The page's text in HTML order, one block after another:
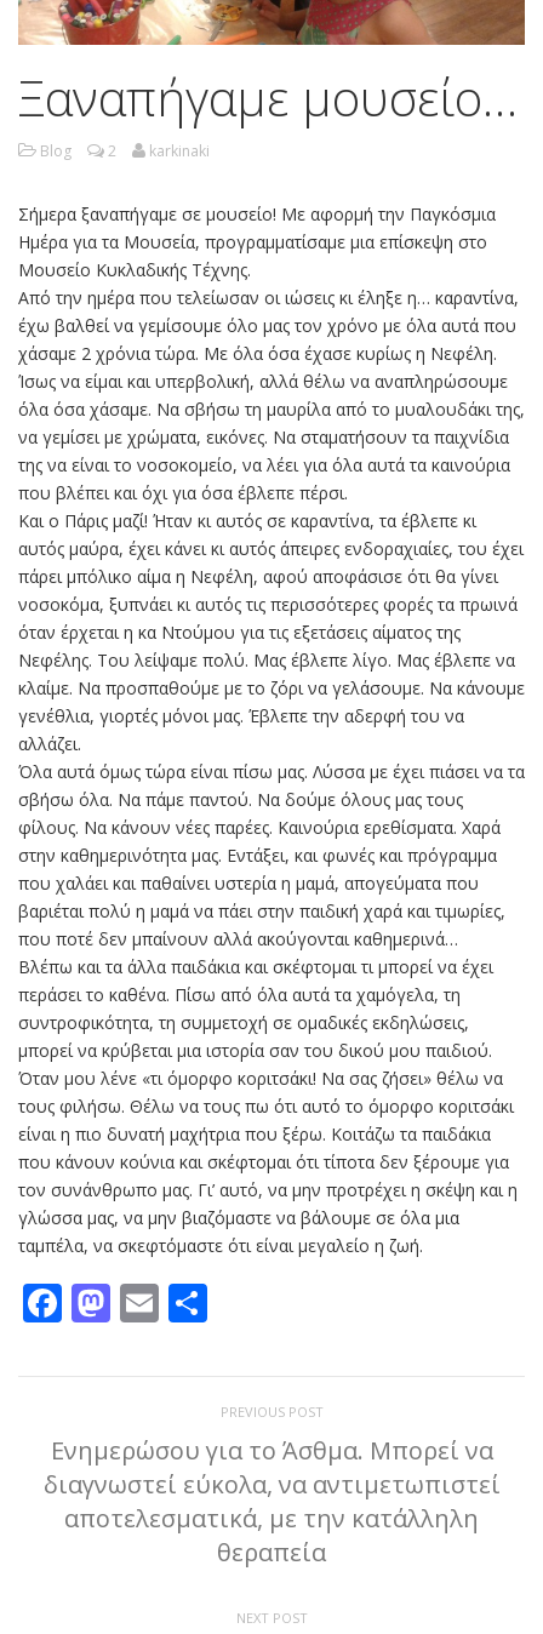
Ξαναπήγαμε μουσείο…
Blog 2 karkinaki
Σήμερα ξαναπήγαμε σε μουσείο! Με αφορμή την Παγκόσμια
Ημέρα για τα Μουσεία, προγραμματίσαμε μια επίσκεψη στο
Μουσείο Κυκλαδικής Τέχνης.
Από την ημέρα που τελείωσαν οι ιώσεις κι έληξε η… καραντίνα,
έχω βαλθεί να γεμίσουμε όλο μας τον χρόνο με όλα αυτά που
χάσαμε 2 χρόνια τώρα. Με όλα όσα έχασε κυρίως η Νεφέλη.
Ίσως να είμαι και υπερβολική, αλλά θέλω να αναπληρώσουμε
όλα όσα χάσαμε. Να σβήσω τη μαυρίλα από το μυαλουδάκι της,
να γεμίσει με χρώματα, εικόνες. Να σταματήσουν τα παιχνίδια
της να είναι το νοσοκομείο, να λέει για όλα αυτά τα καινούρια
που βλέπει και όχι για όσα έβλεπε πέρσι.
Και ο Πάρις μαζί! Ήταν κι αυτός σε καραντίνα, τα έβλεπε κι
αυτός μαύρα, έχει κάνει κι αυτός άπειρες ενδοραχιαίες, του έχει
πάρει μπόλικο αίμα η Νεφέλη, αφού αποφάσισε ότι θα γίνει
νοσοκόμα, ξυπνάει κι αυτός τις περισσότερες φορές τα πρωινά
όταν έρχεται η κα Ντούμου για τις εξετάσεις αίματος της
Νεφέλης. Του λείψαμε πολύ. Μας έβλεπε λίγο. Μας έβλεπε να
κλαίμε. Να προσπαθούμε με το ζόρι να γελάσουμε. Να κάνουμε
γενέθλια, γιορτές μόνοι μας. Έβλεπε την αδερφή του να
αλλάζει.
Όλα αυτά όμως τώρα είναι πίσω μας. Λύσσα με έχει πιάσει να τα
σβήσω όλα. Να πάμε παντού. Να δούμε όλους μας τους
φίλους. Να κάνουν νέες παρέες. Καινούρια ερεθίσματα. Χαρά
στην καθημερινότητα μας. Εντάξει, και φωνές και πρόγραμμα
που χαλάει και παθαίνει υστερία η μαμά, απογεύματα που
βαριέται πολύ η μαμά να πάει στην παιδική χαρά και τιμωρίες,
που ποτέ δεν μπαίνουν αλλά ακούγονται καθημερινά…
Βλέπω και τα άλλα παιδάκια και σκέφτομαι τι μπορεί να έχει
περάσει το καθένα. Πίσω από όλα αυτά τα χαμόγελα, τη
συντροφικότητα, τη συμμετοχή σε ομαδικές εκδηλώσεις,
μπορεί να κρύβεται μια ιστορία σαν του δικού μου παιδιού.
Όταν μου λένε «τι όμορφο κοριτσάκι! Να σας ζήσει» θέλω να
τους φιλήσω. Θέλω να τους πω ότι αυτό το όμορφο κοριτσάκι
είναι η πιο δυνατή μαχήτρια που ξέρω. Κοιτάζω τα παιδάκια
που κάνουν κούνια και σκέφτομαι ότι τίποτα δεν ξέρουμε για
τον συνάνθρωπο μας. Γι’ αυτό, να μην προτρέχει η σκέψη και η
γλώσσα μας, να μην βιαζόμαστε να βάλουμε σε όλα μια
ταμπέλα, να σκεφτόμαστε ότι είναι μεγαλείο η ζωή.
Facebook
Mastodon
Email
PREVIOUS POST
Ενημερώσου για το Άσθμα. Μπορεί να
διαγνωστεί εύκολα, να αντιμετωπιστεί
αποτελεσματικά, με την κατάλληλη
θεραπεία
NEXT POST